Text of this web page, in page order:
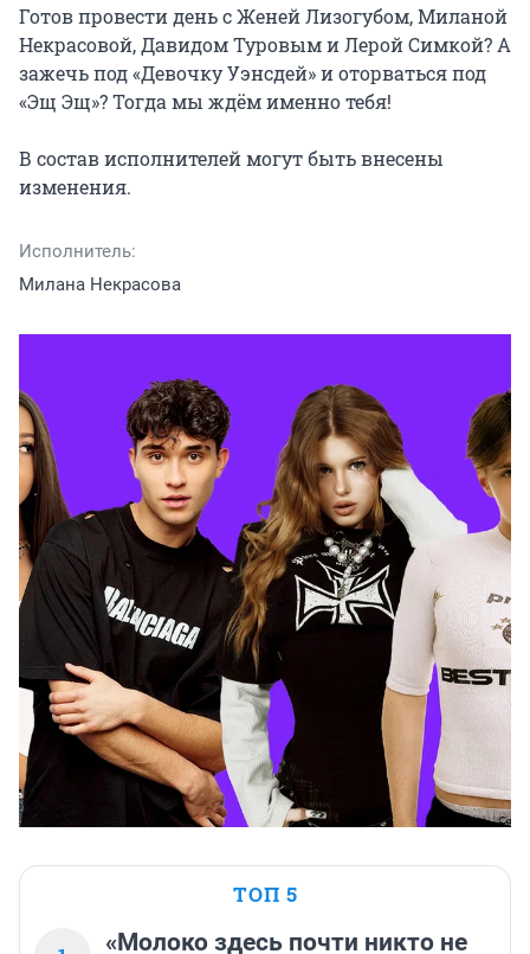
Готов провести день с Женей Лизогубом, Миланой
Некрасовой, Давидом Туровым и Лерой Симкой? А
зажечь под «Девочку Уэнсдей» и оторваться под
«Эщ Эщ»? Тогда мы ждём именно тебя!
В состав исполнителей могут быть внесены
изменения.
Исполнитель:
Милана Некрасова
ТОП 5
«Молоко здесь почти никто не